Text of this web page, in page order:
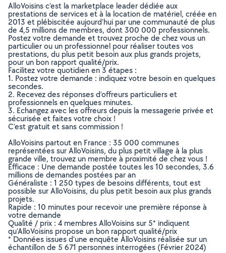
AlloVoisins c’est la marketplace leader dédiée aux
prestations de services et à la location de matériel, créée en
2013 et plébiscitée aujourd’hui par une communauté de plus
de 4,5 millions de membres, dont 300 000 professionnels.
Postez votre demande et trouvez proche de chez vous un
particulier ou un professionnel pour réaliser toutes vos
prestations, du plus petit besoin aux plus grands projets,
pour un bon rapport qualité/prix.
Facilitez votre quotidien en 3 étapes :
1. Postez votre demande : indiquez votre besoin en quelques
secondes.
2. Recevez des réponses d’offreurs particuliers et
professionnels en quelques minutes.
3. Echangez avec les offreurs depuis la messagerie privée et
sécurisée et faites votre choix !
C’est gratuit et sans commission !
AlloVoisins partout en France : 35 000 communes
représentées sur AlloVoisins, du plus petit village à la plus
grande ville, trouvez un membre à proximité de chez vous !
Efficace : Une demande postée toutes les 10 secondes, 3.6
millions de demandes postées par an
Généraliste : 1 250 types de besoins différents, tout est
possible sur AlloVoisins, du plus petit besoin aux plus grands
projets.
Rapide : 10 minutes pour recevoir une première réponse à
votre demande
Qualité / prix : 4 membres AlloVoisins sur 5* indiquent
qu’AlloVoisins propose un bon rapport qualité/prix
* Données issues d’une enquête AlloVoisins réalisée sur un
échantillon de 5 671 personnes interrogées (Février 2024)